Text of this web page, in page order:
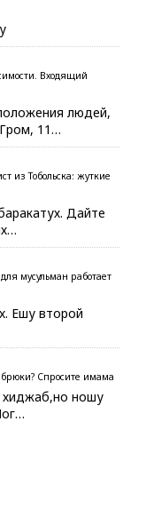
Входящий
людей,
11…
из Тобольска: жуткие
Дайте
мусульман работает
Ешу второй
Спросите имама
хиджаб,но ношу